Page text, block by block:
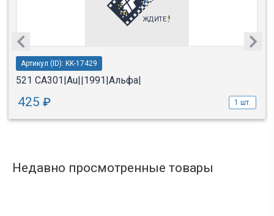
Артикул (ID): KK-17429
521 СА301|Au||1991|Альфа|
425 ₽ 1 шт.
Недавно просмотренные товары